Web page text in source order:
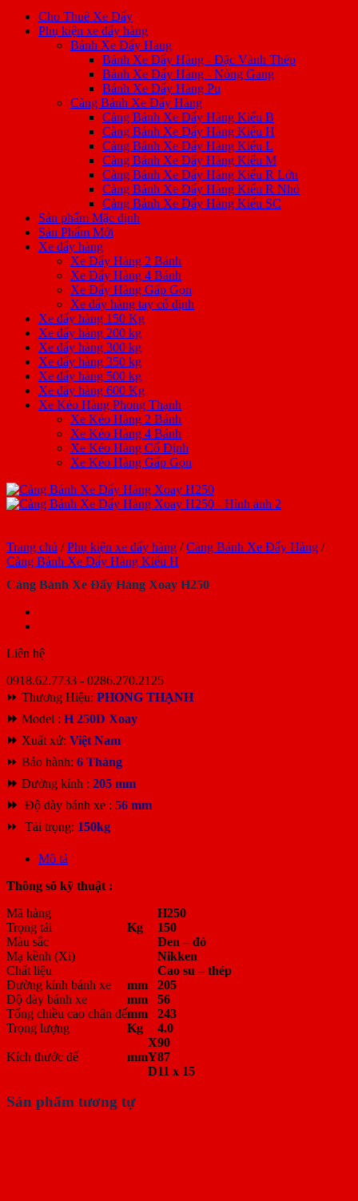
Cho Thuê Xe Đẩy
Phụ kiện xe đẩy hàng
Bánh Xe Đẩy Hàng
Bánh Xe Đẩy Hàng - Đặc Vành Thép
Bánh Xe Đẩy Hàng - Nòng Gang
Bánh Xe Đẩy Hàng Pu
Càng Bánh Xe Đẩy Hàng
Càng Bánh Xe Đẩy Hàng Kiểu B
Càng Bánh Xe Đẩy Hàng Kiểu H
Càng Bánh Xe Đẩy Hàng Kiểu L
Càng Bánh Xe Đẩy Hàng Kiểu M
Càng Bánh Xe Đẩy Hàng Kiểu R Lớn
Càng Bánh Xe Đẩy Hàng Kiểu R Nhỏ
Càng Bánh Xe Đẩy Hàng Kiểu SC
Sản phẩm Mặc định
Sản Phẩm Mới
Xe đẩy hàng
Xe Đẩy Hàng 2 Bánh
Xe Đẩy Hàng 4 Bánh
Xe Đẩy Hàng Gấp Gọn
Xe đẩy hàng tay cố định
Xe đẩy hàng 150 Kg
Xe đẩy hàng 200 kg
Xe đẩy hàng 300 kg
Xe đẩy hàng 350 kg
Xe đẩy hàng 500 kg
Xe đẩy hàng 600 Kg
Xe Kéo Hàng Phong Thạnh
Xe Kéo Hàng 2 Bánh
Xe Kéo Hàng 4 Bánh
Xe Kéo Hàng Cố Định
Xe Kéo Hàng Gấp Gọn
Trang chủ / Phụ kiện xe đẩy hàng / Càng Bánh Xe Đẩy Hàng /
Càng Bánh Xe Đẩy Hàng Kiểu H
Càng Bánh Xe Đẩy Hàng Xoay H250
Liên hệ
0918.62.7733 - 0286.270.2125
⏩ Thương Hiệu: PHONG THẠNH
⏩ Model : H 250D Xoay
⏩ Xuất xứ: Việt Nam
⏩ Bảo hành: 6 Tháng
⏩ Đường kính : 205 mm
⏩ Độ dày bánh xe : 56 mm
⏩ Tải trọng: 150kg
Mô tả
Thông số kỹ thuật :
Mã hàng
H250
Trọng tải
Kg
150
Màu sắc
Đen – đỏ
Mạ kềnh (Xi)
Nikken
Chất liệu
Cao su – thép
Đường kính bánh xe
mm
205
Độ dày bánh xe
mm
56
Tổng chiều cao chân đếmm
243
Trọng lượng
Kg 4.0
Kích thước đế mm
X90
Y87
D11 x 15
Sản phẩm tương tự